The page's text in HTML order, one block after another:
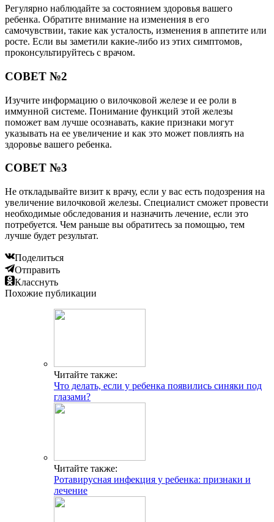
Регулярно наблюдайте за состоянием здоровья вашего
ребенка. Обратите внимание на изменения в его
самочувствии, такие как усталость, изменения в аппетите или
росте. Если вы заметили какие-либо из этих симптомов,
проконсультируйтесь с врачом.
СОВЕТ №2
Изучите информацию о вилочковой железе и ее роли в
иммунной системе. Понимание функций этой железы
поможет вам лучше осознавать, какие признаки могут
указывать на ее увеличение и как это может повлиять на
здоровье вашего ребенка.
СОВЕТ №3
Не откладывайте визит к врачу, если у вас есть подозрения на
увеличение вилочковой железы. Специалист сможет провести
необходимые обследования и назначить лечение, если это
потребуется. Чем раньше вы обратитесь за помощью, тем
лучше будет результат.
Поделиться
Отправить
Класснуть
Похожие публикации
Читайте также:
Что делать, если у ребенка появились синяки под
глазами?
Читайте также:
Ротавирусная инфекция у ребенка: признаки и
лечение